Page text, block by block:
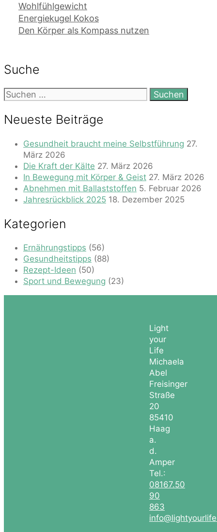
Wohlfühlgewicht
Energiekugel Kokos
Den Körper als Kompass nutzen
Suche
Suchen
nach:
Neueste Beiträge
Gesundheit braucht meine Selbstführung 27.
März 2026
Die Kraft der Kälte 27. März 2026
In Bewegung mit Körper & Geist 27. März 2026
Abnehmen mit Ballaststoffen 5. Februar 2026
Jahresrückblick 2025 18. Dezember 2025
Kategorien
Ernährungstipps (56)
Gesundheitstipps (88)
Rezept-Ideen (50)
Sport und Bewegung (23)
Light
your
Life
Michaela
Abel
Freisinger
Straße
20
85410
Haag
a.
d.
Amper
Tel.:
08167.50
90
863